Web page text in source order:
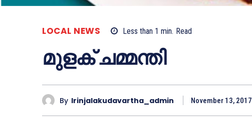
LOCAL NEWS Less than 1 min. Read
മുളക് ചമ്മന്തി
By Irinjalakudavartha_admin November 13, 2017